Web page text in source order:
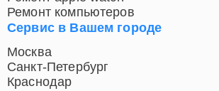
Сервис в Вашем городе
Москва
Санкт-Петербург
Краснодар
Ремонт компьютеров